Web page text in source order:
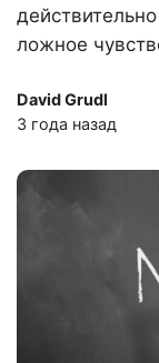
ложное
David Grudl
3 года назад